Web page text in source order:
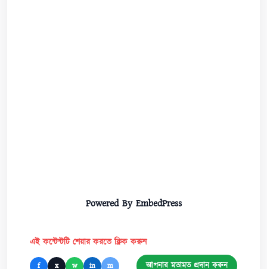
Powered By EmbedPress
এই কন্টেন্টটি শেয়ার করতে ক্লিক করুন
f x w in m আপনার মতামত প্রদান করুন